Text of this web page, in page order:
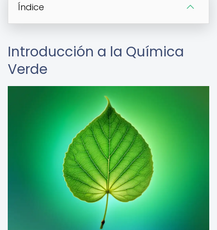
Índice
Introducción a la Química
Verde